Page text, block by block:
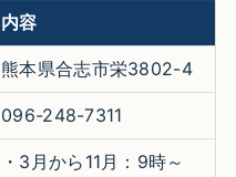
内容
熊本県合志市栄3802-4
096-248-7311
・3月から11月：9時～